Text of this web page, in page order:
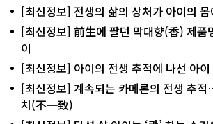
[최신정보] 전생의 삶의 상처가 아이의
[최신정보] 前生에 팔던 막대향(香) 제품
이
[최신정보] 아이의 전생 추적에 나선 아이
[최신정보] 계속되는 카메론의 전생 추
치(不一致)